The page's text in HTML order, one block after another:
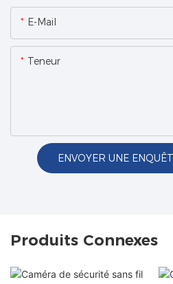
E-Mail
Teneur
ENVOYER UNE
Produits Connexes